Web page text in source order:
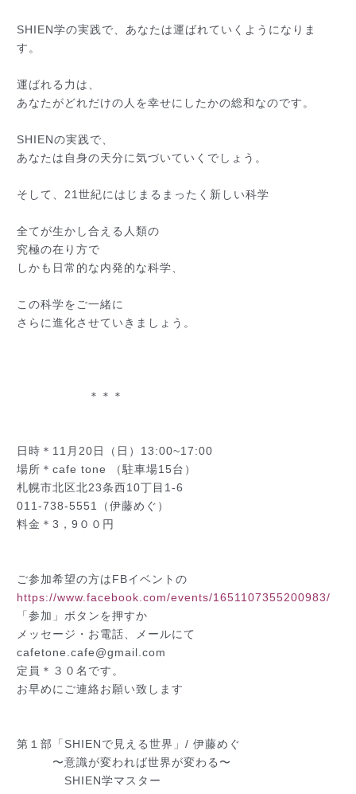
SHIEN学の実践で、あなたは運ばれていくようになり ま
す。
運ばれる力は、
あなたがどれだけの人を幸せにしたかの総和なのです。
SHIENの実践で、
あなたは自身の天分に気づいていくでしょう。
そして、21世紀にはじまるまったく新しい科学
全てが生かし合える人類の
究極の在り方で
しかも日常的な内発的な科学、
この科学をご一緒に
さらに進化させていきましょう。
＊＊＊
日時＊11月20日（日）13:00~17:00
場所＊cafe tone （駐車場15台）
札幌市北区北23条西10丁目1-6
011-738-5551（伊藤めぐ）
料金＊3，9００円
ご参加希望の方はFBイベントの
https://www.facebook.com/events/1651107355200983/
「参加」ボタンを押すか
メッセージ・お電話、メールにて
cafetone.cafe@gmail.com
定員＊３０名です。
お早めにご連絡お願い致します
第１部「SHIENで見える世界」/ 伊藤めぐ
〜意識が変われば世界が変わる〜
SHIEN学マスター